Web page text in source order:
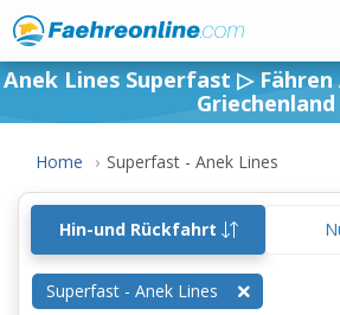
Anek Lines Superfast ▷
Griechenland
Home Superfast - Anek Lines
Hin-und Rückfahrt
Superfast - Anek Lines